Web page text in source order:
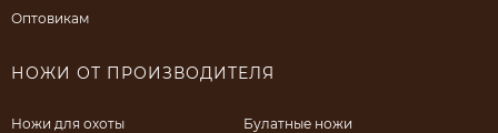
Оптовикам
НОЖИ ОТ ПРОИЗВОДИТЕЛЯ
Ножи для охоты
Булатные ножи